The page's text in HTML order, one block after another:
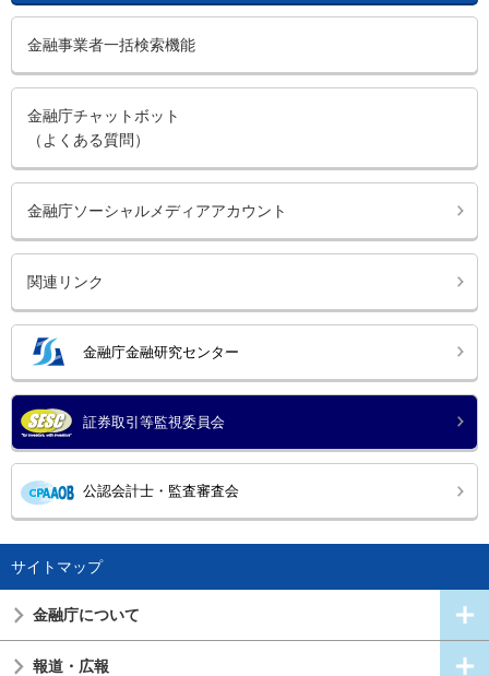
金融事業者一括検索機能
金融庁チャットボット
（よくある質問）
金融庁ソーシャルメディアアカウント
関連リンク
金融庁金融研究センター
証券取引等監視委員会
公認会計士・監査審査会
サイトマップ
金融庁について
報道・広報